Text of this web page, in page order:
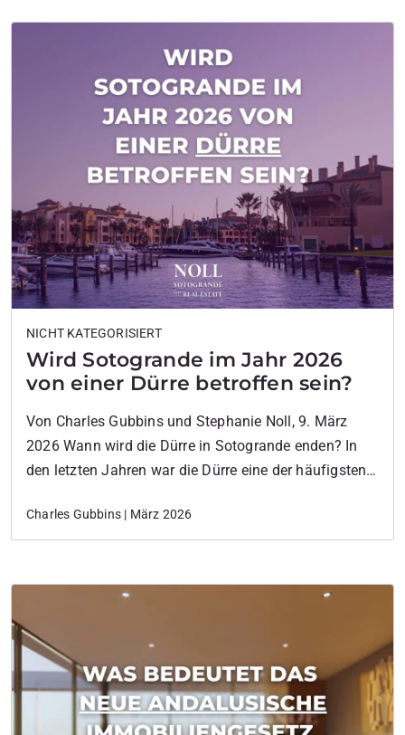
Sotogrande als Standort entschieden hatte….
Wird Sotogrande im Jahr 2026
von einer Dürre betroffen sein?
NICHT KATEGORISIERT
Von Charles Gubbins und Stephanie Noll, 9. März
2026 Wann wird die Dürre in Sotogrande enden? In
den letzten Jahren war die Dürre eine der häufigsten
im Süden Spaniens interessieren. Für viele Menschen,
die über ein Zweitwohnsitz in Sotogrande
Charles Gubbins | März 2026